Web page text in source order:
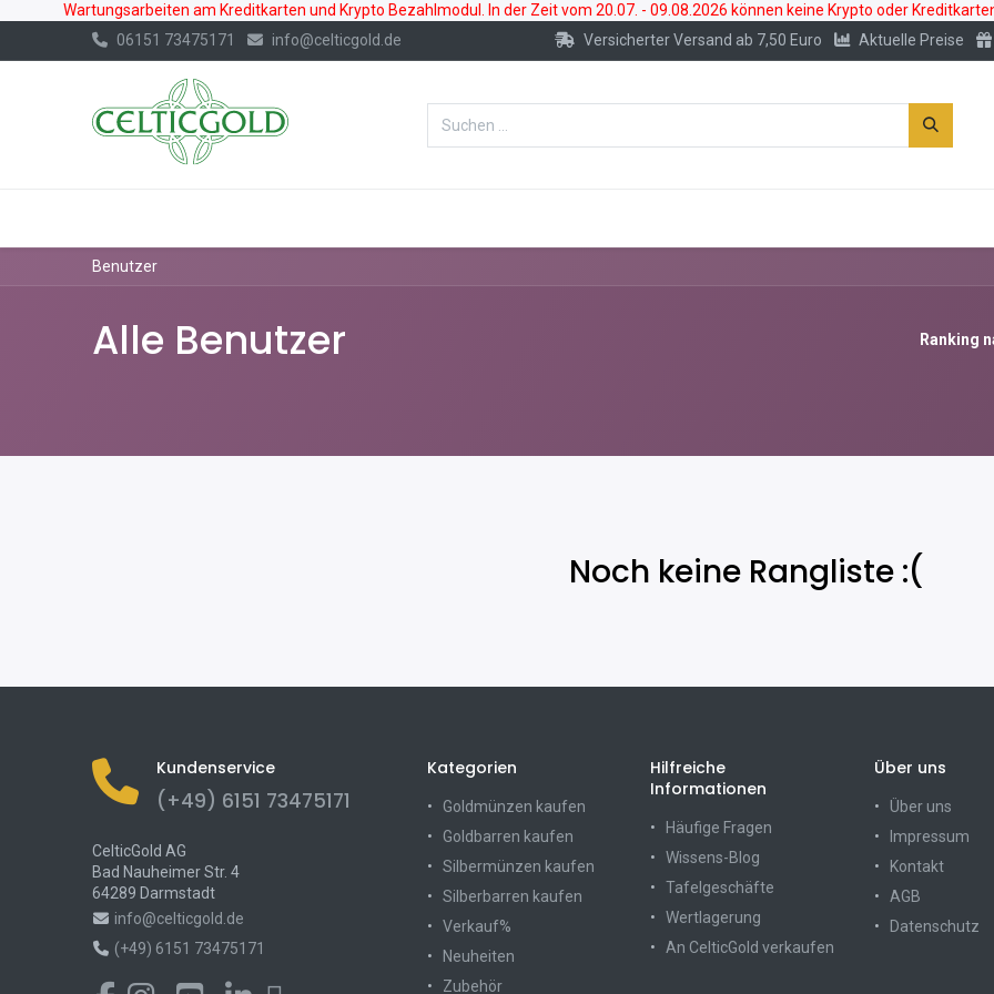
Wartungsarbeiten am Kreditkarten und Krypto Bezahlmodul. In der Zeit vom 20.07. - 09.08.2026 können keine Krypto oder
06151 73475171
info@celticgold.de Versicherter Versand ab 7,50 Euro Aktuelle Preise
Benutzer
Alle Benutzer Ranking
Noch keine Rangliste :(
Kundenservice
(+49) 6151 73475171
CelticGold AG
Bad Nauheimer Str. 4
64289 Darmstadt
info@celticgold.de
(+49) 6151 73475171
Kategorien
Goldmünzen kaufen
Goldbarren kaufen
Silbermünzen kaufen
Silberbarren kaufen
Verkauf%
Neuheiten
Zubehör
Hilfreiche
Informationen
Häufige Fragen
Wissens-Blog
Tafelgeschäfte
Wertlagerung
An CelticGold verkaufen
Über uns
Über uns
Impressum
Kontakt
AGB
Datenschutz